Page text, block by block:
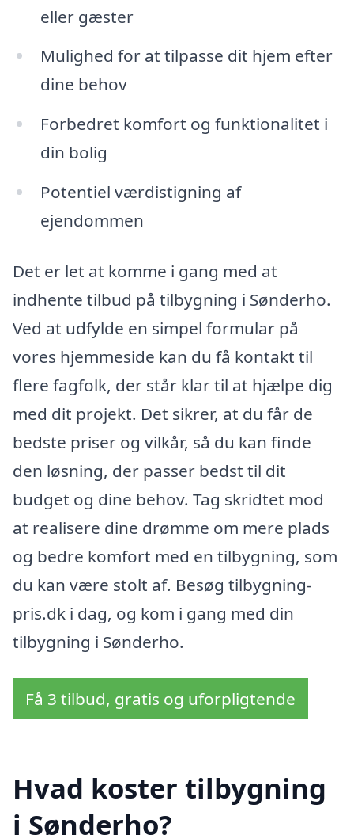
eller gæster
Mulighed for at tilpasse dit hjem efter
dine behov
Forbedret komfort og funktionalitet i
din bolig
Potentiel værdistigning af
ejendommen
Det er let at komme i gang med at
indhente tilbud på tilbygning i Sønderho.
Ved at udfylde en simpel formular på
vores hjemmeside kan du få kontakt til
flere fagfolk, der står klar til at hjælpe dig
med dit projekt. Det sikrer, at du får de
bedste priser og vilkår, så du kan finde
den løsning, der passer bedst til dit
budget og dine behov. Tag skridtet mod
at realisere dine drømme om mere plads
og bedre komfort med en tilbygning, som
du kan være stolt af. Besøg tilbygning-
pris.dk i dag, og kom i gang med din
tilbygning i Sønderho.
Få 3 tilbud, gratis og uforpligtende
Hvad koster tilbygning
i Sønderho?